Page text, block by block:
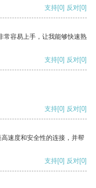
支持[0] 反对[0]
常容易上手，让我能够快速熟
支持[0] 反对[0]
支持[0] 反对[0]
速度和安全性的连接，并帮
支持[0] 反对[0]